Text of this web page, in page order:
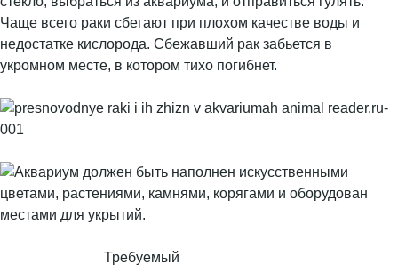
Чаще всего раки сбегают при плохом качестве воды и
недостатке кислорода. Сбежавший рак забьется в
укромном месте, в котором тихо погибнет.
Требуемый